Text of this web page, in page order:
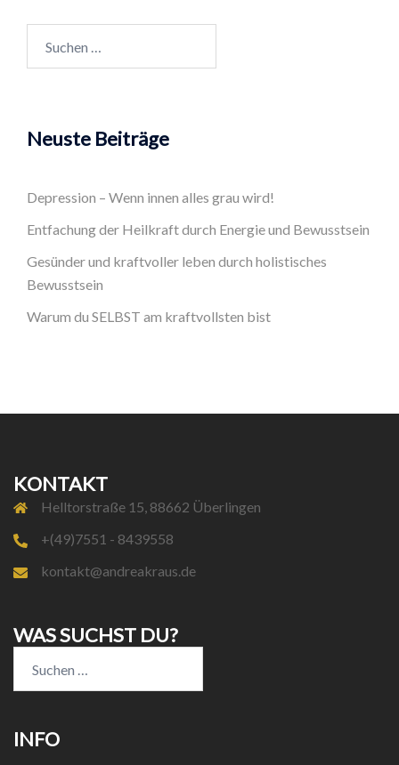
nach:
Neuste Beiträge
Depression – Wenn innen alles grau wird!
Entfachung der Heilkraft durch Energie und Bewusstsein
Gesünder und kraftvoller leben durch holistisches
Bewusstsein
Warum du SELBST am kraftvollsten bist
KONTAKT
Helltorstraße 15, 88662 Überlingen
+(49)7551 - 8439558
kontakt@andreakraus.de
WAS SUCHST DU?
nach:
INFO